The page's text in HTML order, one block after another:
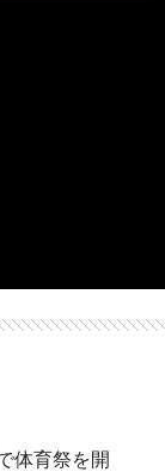
体育祭を開